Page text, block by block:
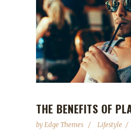
THE BENEFITS OF
byEdge Themes Lifestyle